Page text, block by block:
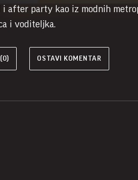
after party kao iz modnih
i voditeljka.
OSTAVI KOMENTAR